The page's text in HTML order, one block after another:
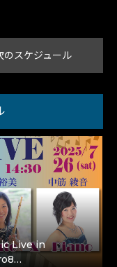
のスケジュール
Live in